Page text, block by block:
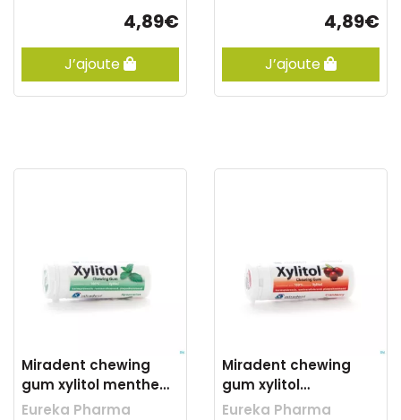
4,89€
J’ajoute
4,89€
J’ajoute
Miradent chewing
gum xylitol menthe
verte ss 30
Eureka Pharma
Miradent chewing
gum xylitol
canneberge ss 30
Eureka Pharma